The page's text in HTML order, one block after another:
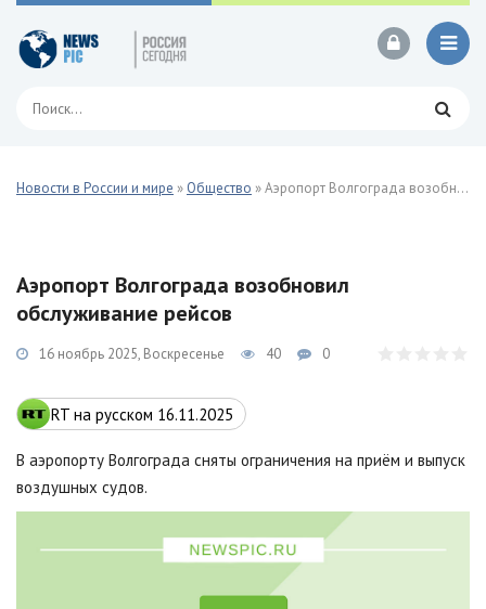
Новости в России и мире » Общество » Аэропорт Волгограда возобновил обслуживание рейсов
Аэропорт Волгограда возобновил
обслуживание рейсов
16 ноябрь 2025, Воскресенье 40 0
RT на русском 16.11.2025
В аэропорту Волгограда сняты ограничения на приём и выпуск
воздушных судов.